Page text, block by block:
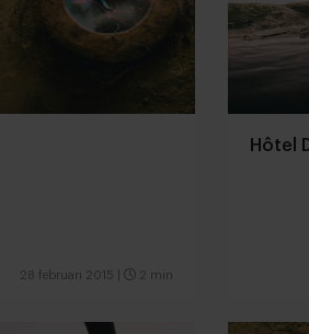
28 februari 2015 2 min
Hôtel